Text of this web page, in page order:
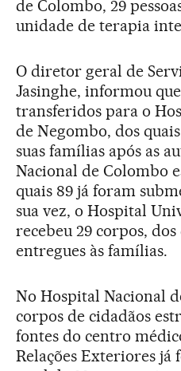
de Colombo, 29
unidade de terapia
O diretor geral de
Jasinghe, informou
transferidos para o
de Negombo, dos
suas famílias após as
Nacional de Colombo
quais 89 já foram
sua vez, o Hospital
recebeu 29 corpos,
entregues às famílias.
No Hospital Nacional
corpos de cidadãos
fontes do centro
Relações Exteriores